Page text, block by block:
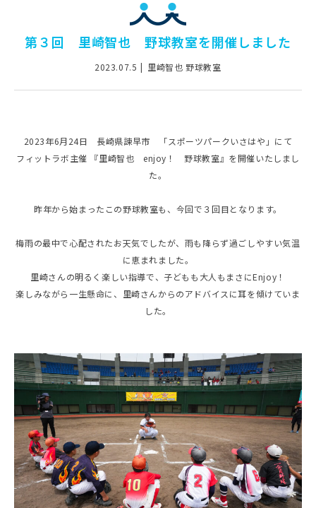
第３回 里崎智也 野球教室を開催しました
2023.07.5 里崎智也 野球教室
2023年6月24日 長崎県諫早市 「スポーツパークいさはや」にて
フィットラボ主催 『里崎智也 enjoy！ 野球教室』を開催いたしまし
た。
昨年から始まったこの野球教室も、今回で３回目となります。
梅雨の最中で心配されたお天気でしたが、雨も降らず過ごしやすい気温
に恵まれました。
里崎さんの明るく楽しい指導で、子どもも大人もまさにEnjoy！
楽しみながら一生懸命に、里崎さんからのアドバイスに耳を傾けていま
した。